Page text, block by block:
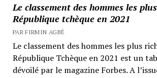
Le classement des hommes les
République tchèque en 2021
PAR FIRMIN AGBÉ
Le classement des hommes les plus
République Tchèque en 2021 est un
dévoilé par le magazine Forbes. A